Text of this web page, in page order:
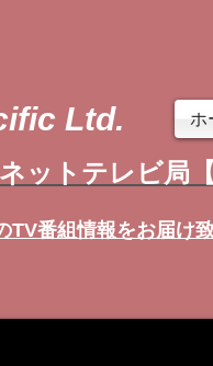
Ltd. ホ
ットテレビ局
TV番組情報をお届け